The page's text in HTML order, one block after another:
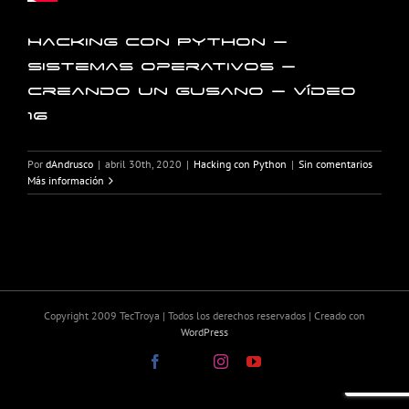
Hacking con Python –
Sistemas operativos –
Creando un gusano – Vídeo
16
Por dAndrusco | abril 30th, 2020 | Hacking con Python | Sin comentarios
Más información
Copyright 2009 TecTroya | Todos los derechos reservados | Creado con
WordPress
Facebook InstagramYouTube